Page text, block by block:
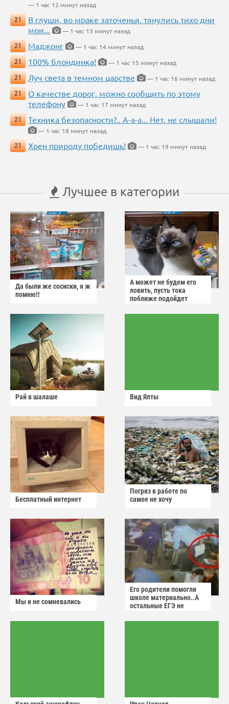
— 1 час 12 минут назад
21
В глуши, во мраке заточенья, тянулись тихо дни
мои...
— 1 час 13 минут назад
21
Маджонг
— 1 час 14 минут назад
21
100% блондинка!
— 1 час 15 минут назад
21
Луч света в темном царстве
— 1 час 16 минут назад
21
О качестве дорог, можно сообщить по этому
телефону
— 1 час 17 минут назад
21
Техника безопасности?.. А-а-а... Нет, не слышали!
— 1 час 18 минут назад
21
Хрен природу победишь! — 1 час 19 минут назад
Лучшее в категории
Да были же сосиски, я ж
помню!!
А может не будем его
ловить, пусть тока
поближе подойдет
Рай в шалаше Вид Ялты
Бесплатный интернет
Погряз в работе по
самое не хочу
Мы и не сомневались
Его родители помогли
школе материально..А
остальные ЕГЭ не